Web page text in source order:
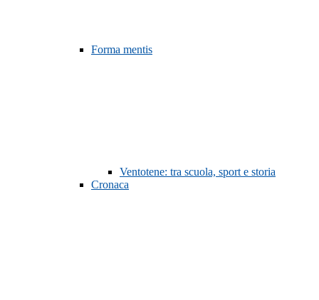
Forma mentis
Ventotene: tra scuola, sport e storia
Cronaca